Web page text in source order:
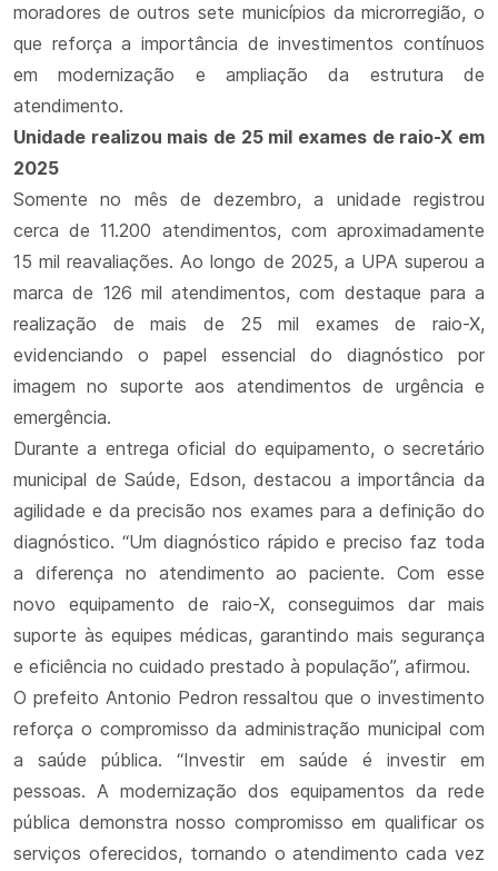
moradores de outros sete municípios da microrregião, o
que reforça a importância de investimentos contínuos
em modernização e ampliação da estrutura de
atendimento.
Unidade realizou mais de 25 mil exames de raio-X em
2025
Somente no mês de dezembro, a unidade registrou
cerca de 11.200 atendimentos, com aproximadamente
15 mil reavaliações. Ao longo de 2025, a UPA superou a
marca de 126 mil atendimentos, com destaque para a
realização de mais de 25 mil exames de raio-X,
evidenciando o papel essencial do diagnóstico por
imagem no suporte aos atendimentos de urgência e
emergência.
Durante a entrega oficial do equipamento, o secretário
municipal de Saúde, Edson, destacou a importância da
agilidade e da precisão nos exames para a definição do
diagnóstico. “Um diagnóstico rápido e preciso faz toda
a diferença no atendimento ao paciente. Com esse
novo equipamento de raio-X, conseguimos dar mais
suporte às equipes médicas, garantindo mais segurança
e eficiência no cuidado prestado à população”, afirmou.
O prefeito Antonio Pedron ressaltou que o investimento
reforça o compromisso da administração municipal com
a saúde pública. “Investir em saúde é investir em
pessoas. A modernização dos equipamentos da rede
pública demonstra nosso compromisso em qualificar os
serviços oferecidos, tornando o atendimento cada vez